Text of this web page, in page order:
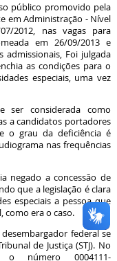
público promovido pela
em Administração - Nível
2012, nas vagas para
em 26/09/2013 e
admissionais, Foi julgada
as condições para o
especiais, uma vez
ser considerada como
a candidatos portadores
o grau da deficiência é
nas frequências
negado a concessão de
que a legislação é clara
especiais a pessoa que
como era o caso.
federal se
de Justiça (STJ). No
número 0004111-